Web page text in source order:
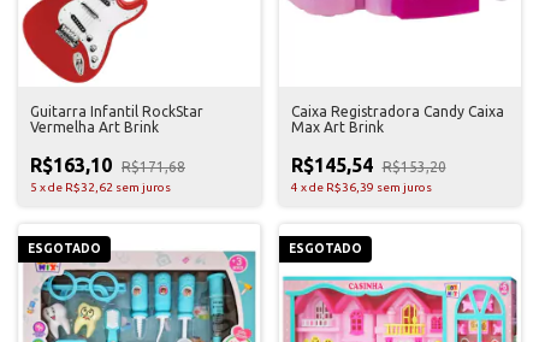
Guitarra Infantil RockStar
Vermelha Art Brink
R$163,10 R$171,68
5 xde R$32,62 sem juros
Caixa Registradora Candy Caixa
Max Art Brink
R$145,54 R$153,20
4 xde R$36,39 sem juros
ESGOTADO ESGOTADO